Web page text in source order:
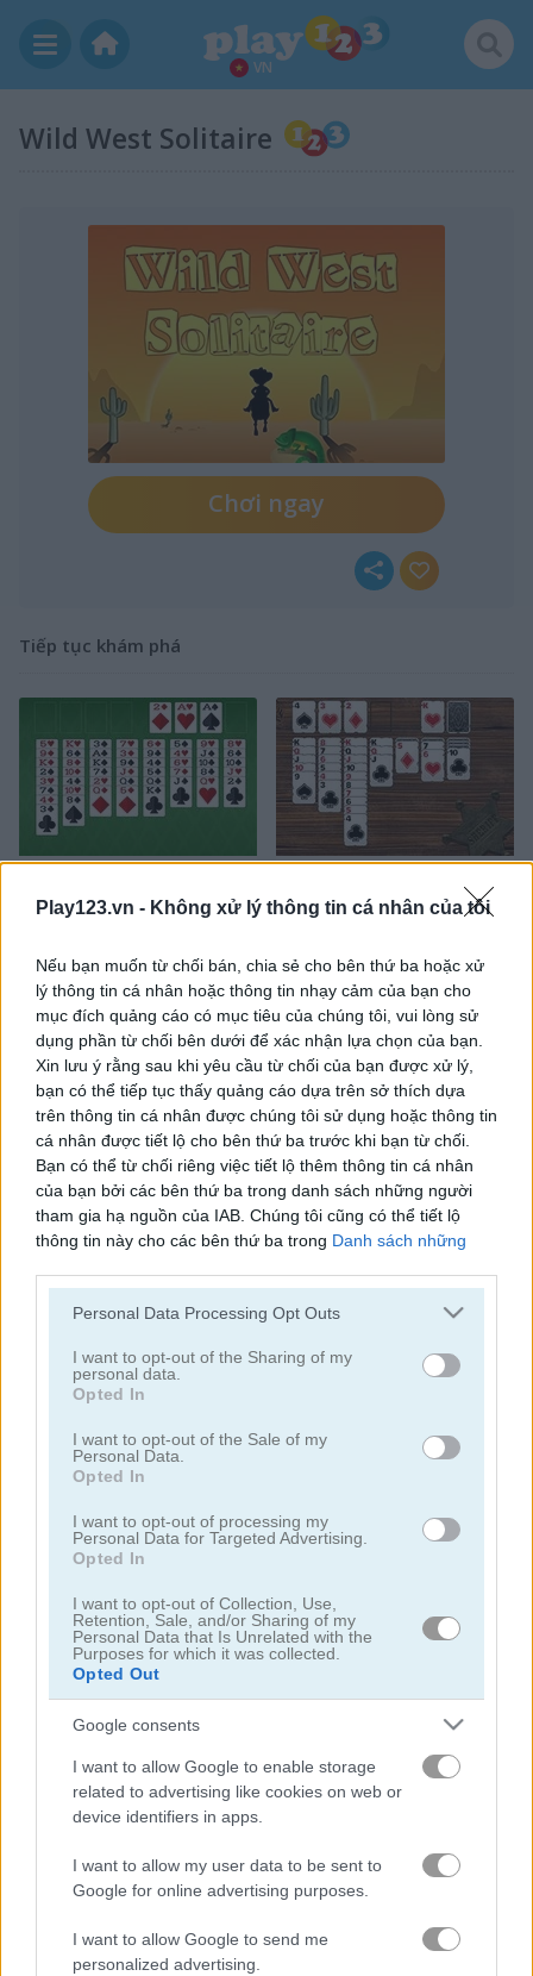
Play123.vn - Không xử lý thông tin cá nhân của tôi
Nếu bạn muốn từ chối bán, chia sẻ cho bên thứ ba hoặc xử
lý thông tin cá nhân hoặc thông tin nhạy cảm của bạn cho
mục đích quảng cáo có mục tiêu của chúng tôi, vui lòng sử
dụng phần từ chối bên dưới để xác nhận lựa chọn của bạn.
Xin lưu ý rằng sau khi yêu cầu từ chối của bạn được xử lý,
bạn có thể tiếp tục thấy quảng cáo dựa trên sở thích dựa
trên thông tin cá nhân được chúng tôi sử dụng hoặc thông tin
cá nhân được tiết lộ cho bên thứ ba trước khi bạn từ chối.
Bạn có thể từ chối riêng việc tiết lộ thêm thông tin cá nhân
của bạn bởi các bên thứ ba trong danh sách những người
tham gia hạ nguồn của IAB. Chúng tôi cũng có thể tiết lộ
thông tin này cho các bên thứ ba trong Danh sách những
lộ thêm thông tin này cho các bên thứ ba khác.
services and may gather and store information including but
not limited to your visit or usage behaviour. You may click to
grant or deny consent to Google and its third-party tags to
use your data for below specified purposes in below Google
consent section.
Personal Data Processing Opt Outs
I want to opt-out of the Sharing of my
personal data.
Opted In
I want to opt-out of the Sale of my
Personal Data.
Opted In
I want to opt-out of processing my
Personal Data for Targeted Advertising.
Opted In
I want to opt-out of Collection, Use,
Retention, Sale, and/or Sharing of my
Personal Data that Is Unrelated with the
Purposes for which it was collected.
Opted Out
Google consents
I want to allow Google to enable storage
related to advertising like cookies on web or
device identifiers in apps.
I want to allow my user data to be sent to
Google for online advertising purposes.
I want to allow Google to send me
personalized advertising.
VN
Wild West Solitaire
Chơi ngay
Tiếp tục khám phá
Spider Solitaire Classic Tri Peaks Solitaire Classic
3D Solitaire
Solitaire 12 in 1 Solitaire Farm: Seasons 5
Solitaire Tripeaks Escapes Solitaire Crime Stories